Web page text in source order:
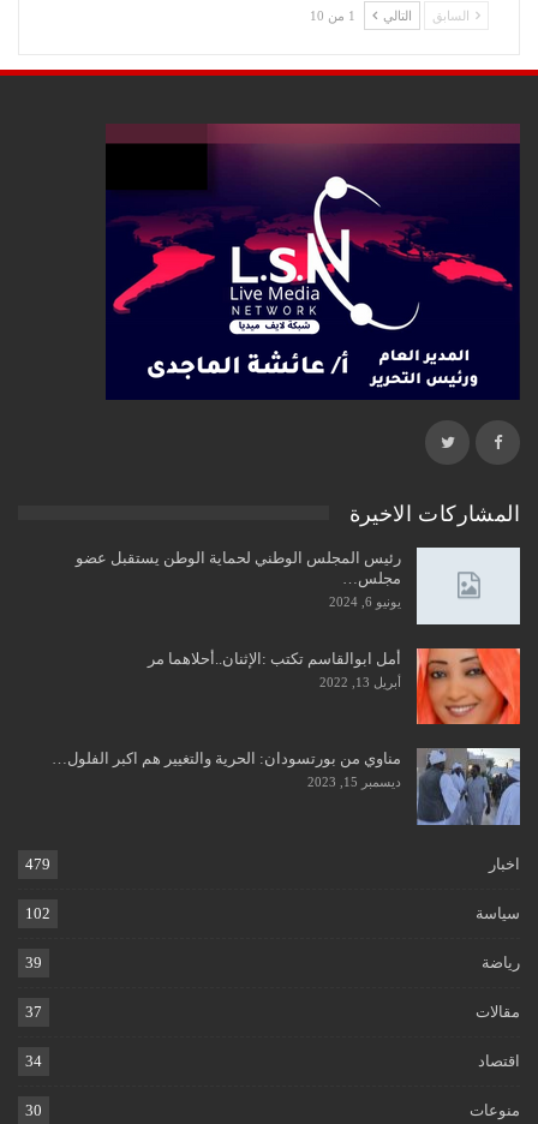
السابق التالي 1 من 10
المشاركات الاخيرة
رئيس المجلس الوطني لحماية الوطن يستقبل عضو
مجلس…
يونيو 6, 2024
أمل ابوالقاسم تكتب :الإثنان..أحلاهما مر
أبريل 13, 2022
مناوي من بورتسودان: ﺍﻟﺤﺮﻳﺔ ﻭﺍﻟﺘﻐﻴﻴﺮ ﻫﻢ ﺍﻛﺒﺮ ﺍﻟﻔﻠﻮﻝ…
ديسمبر 15, 2023
اخبار 479
سياسة 102
رياضة 39
مقالات 37
اقتصاد 34
منوعات 30